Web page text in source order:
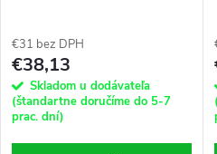
€31 bez DPH
€38,13
Skladom u dodávateľa
(štandartne doručíme do 5-7
prac. dní)